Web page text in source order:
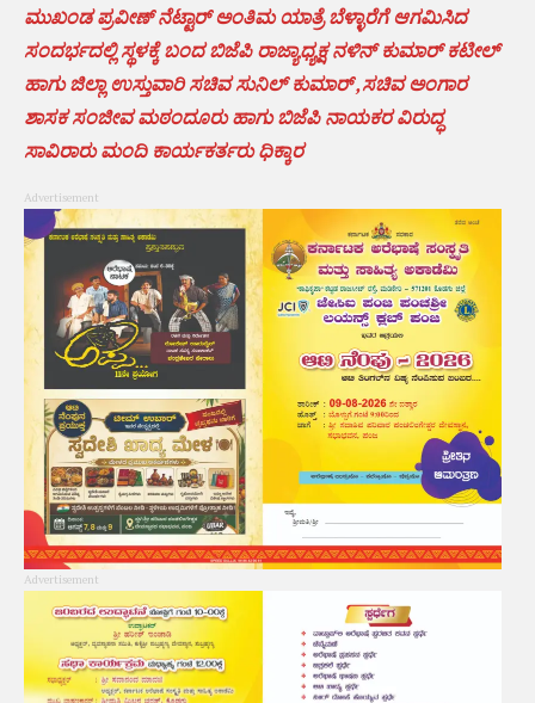
ಮುಖಂಡ ಪ್ರವೀಣ್ ನೆಟ್ಟಾರ್ ಅಂತಿಮ ಯಾತ್ರೆ ಬೆಳ್ಳಾರೆಗೆ ಆಗಮಿಸಿದ
ಸಂದರ್ಭದಲ್ಲಿ ಸ್ಥಳಕ್ಕೆ ಬಂದ ಬಿಜೆಪಿ ರಾಜ್ಯಾಧ್ಯಕ್ಷ ನಳಿನ್ ಕುಮಾರ್ ಕಟೀಲ್
ಹಾಗು ಜಿಲ್ಲಾ ಉಸ್ತುವಾರಿ ಸಚಿವ ಸುನಿಲ್ ಕುಮಾರ್ ,ಸಚಿವ ಅಂಗಾರ
ಶಾಸಕ ಸಂಜೀವ ಮಠಂದೂರು ಹಾಗು ಬಿಜೆಪಿ ನಾಯಕರ ವಿರುದ್ಧ
ಸಾವಿರಾರು ಮಂದಿ ಕಾರ್ಯಕರ್ತರು ಧಿಕ್ಕಾರ
Advertisement
Advertisement